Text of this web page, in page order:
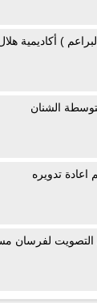
) أكاديمية
الشنان
تدويره
لفرسان